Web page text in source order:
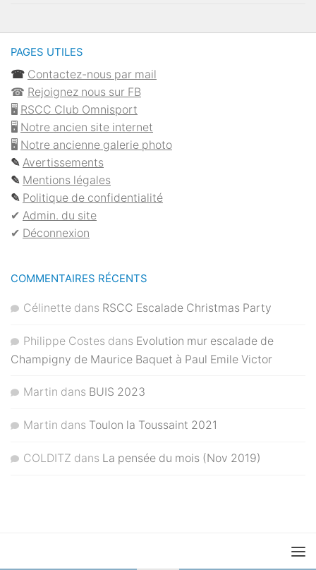
PAGES UTILES
☎︎ Contactez-nous par mail
☎︎ Rejoignez nous sur FB
🖥 RSCC Club Omnisport
🖥 Notre ancien site internet
🖥 Notre ancienne galerie photo
✎ Avertissements
✎ Mentions légales
✎ Politique de confidentialité
✔︎ Admin. du site
✔︎ Déconnexion
COMMENTAIRES RÉCENTS
Célinette dans RSCC Escalade Christmas Party
Philippe Costes dans Evolution mur escalade de
Champigny de Maurice Baquet à Paul Emile Victor
Martin dans BUIS 2023
Martin dans Toulon la Toussaint 2021
COLDITZ dans La pensée du mois (Nov 2019)